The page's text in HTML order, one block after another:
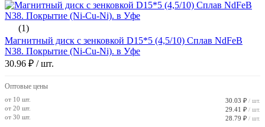
(1)
Магнитный диск с зенковкой D15*5 (4,5/10) Сплав NdFeB
N38. Покрытие (Ni-Cu-Ni). в Уфе
30.96 ₽ / шт.
Оптовые цены
от 10 шт. 30.03 ₽ / шт.
от 20 шт. 29.41 ₽ / шт.
от 30 шт. 28.79 ₽ / шт.